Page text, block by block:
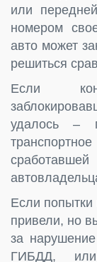
или
номером
авто может
решиться
Если
удалось –
Если попытки
привели, но
за
ГИБДД, или